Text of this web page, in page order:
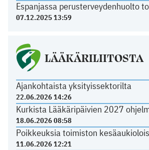
Espanjassa perusterveydenhuolto
07.12.2025 13:59
LÄÄKÄRILIITOSTA
Ajankohtaista yksityissektorilta
22.06.2026 14:26
Kurkista Lääkäripäivien 2027
18.06.2026 08:58
Poikkeuksia toimiston
11.06.2026 12:21